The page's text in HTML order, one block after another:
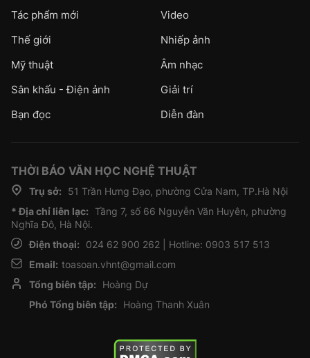
Tác phẩm mới
Video
Thế giới
Nhiếp ảnh
Mỹ thuật
Âm nhạc
Sân khấu - Điện ảnh
Giải trí
Bạn đọc
Diễn đàn
THỜI BÁO VĂN HỌC NGHỆ THUẬT
Trụ sở:
51 Trần Hưng Đạo, phường Cửa Nam, TP.Hà Nội
* Địa chỉ liên lạc: Tầng 7, số 66 Nguyễn Văn Huyên, phường
Nghĩa Đô, Hà Nội.
Điện thoại:
024 62 900 262 | Hotline: 0903 517 513
Email: toasoan.vhnt@gmail.com
Tổng biên tập:
Hoàng Dự
Phó Tổng biên tập:
Hoàng Thanh Xuân